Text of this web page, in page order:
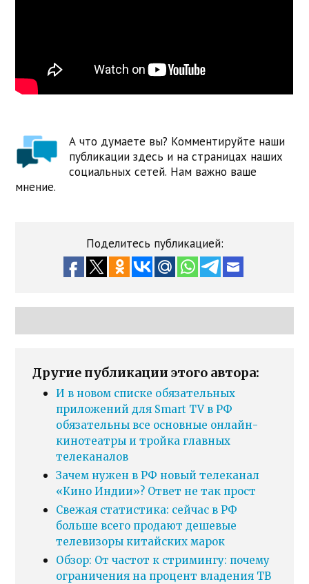
А что думаете вы? Комментируйте наши
публикации здесь и на страницах наших
социальных сетей. Нам важно ваше
мнение.
Поделитесь публикацией:
Другие публикации этого автора:
И в новом списке обязательных
приложений для Smart TV в РФ
обязательны все основные онлайн-
кинотеатры и тройка главных
телеканалов
Зачем нужен в РФ новый телеканал
«Кино Индии»? Ответ не так прост
Свежая статистика: сейчас в РФ
больше всего продают дешевые
телевизоры китайских марок
Обзор: От частот к стримингу: почему
ограничения на процент владения ТВ